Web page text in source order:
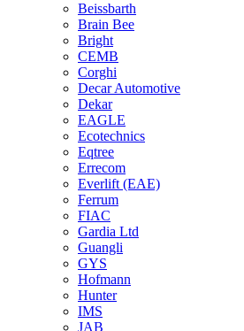
Beissbarth
Brain Bee
Bright
CEMB
Corghi
Decar Automotive
Dekar
EAGLE
Ecotechnics
Eqtree
Errecom
Everlift (EAE)
Ferrum
FIAC
Gardia Ltd
Guangli
GYS
Hofmann
Hunter
IMS
JAB